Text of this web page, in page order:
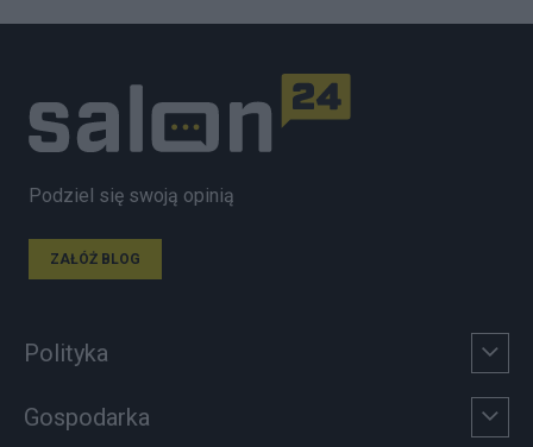
Podziel się swoją opinią
ZAŁÓŻ BLOG
Polityka
Gospodarka